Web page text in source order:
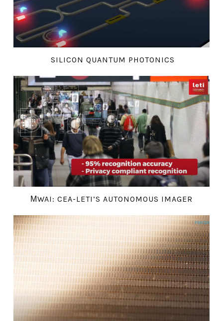
SILICON QUANTUM PHOTONICS
ΜWAI: CEA-LETI’S AUTONOMOUS IMAGER